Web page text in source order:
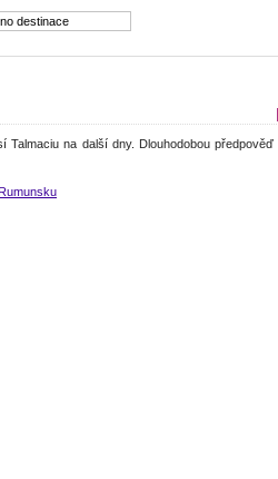
Talmaciu na další dny. Dlouhodobou